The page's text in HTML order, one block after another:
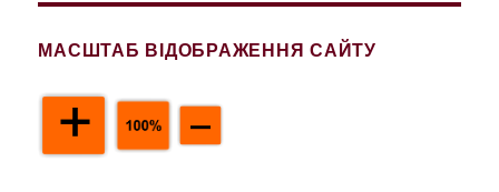
МАСШТАБ ВІДОБРАЖЕННЯ САЙТУ